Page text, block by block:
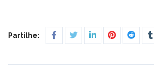
Partilhe: